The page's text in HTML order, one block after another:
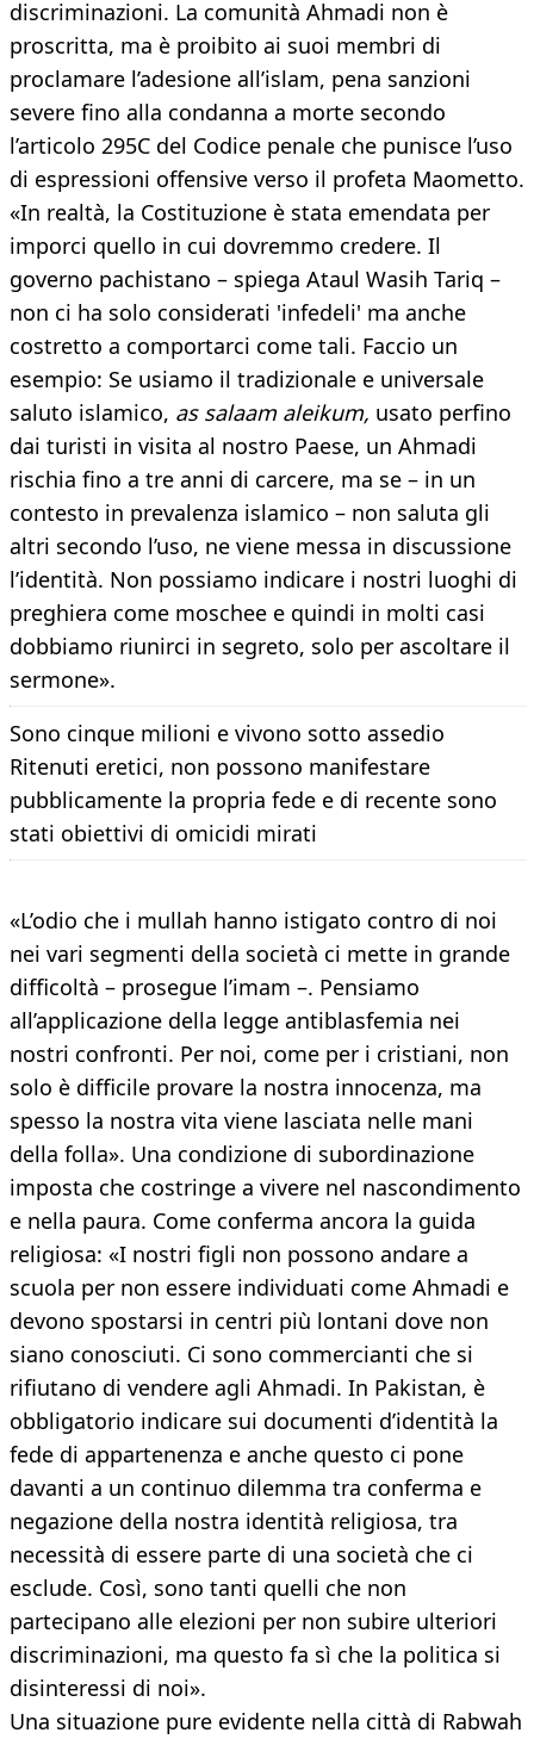
discriminazioni. La comunità Ahmadi non è
proscritta, ma è proibito ai suoi membri di
proclamare l’adesione all’islam, pena sanzioni
severe fino alla condanna a morte secondo
l’articolo 295C del Codice penale che punisce l’uso
di espressioni offensive verso il profeta Maometto.
«In realtà, la Costituzione è stata emendata per
imporci quello in cui dovremmo credere. Il
governo pachistano – spiega Ataul Wasih Tariq –
non ci ha solo considerati 'infedeli' ma anche
costretto a comportarci come tali. Faccio un
esempio: Se usiamo il tradizionale e universale
saluto islamico, as salaam aleikum, usato perfino
dai turisti in visita al nostro Paese, un Ahmadi
rischia fino a tre anni di carcere, ma se – in un
contesto in prevalenza islamico – non saluta gli
altri secondo l’uso, ne viene messa in discussione
l’identità. Non possiamo indicare i nostri luoghi di
preghiera come moschee e quindi in molti casi
dobbiamo riunirci in segreto, solo per ascoltare il
sermone».
Sono cinque milioni e vivono sotto assedio
Ritenuti eretici, non possono manifestare
pubblicamente la propria fede e di recente sono
stati obiettivi di omicidi mirati
«L’odio che i mullah hanno istigato contro di noi
nei vari segmenti della società ci mette in grande
difficoltà – prosegue l’imam –. Pensiamo
all’applicazione della legge antiblasfemia nei
nostri confronti. Per noi, come per i cristiani, non
solo è difficile provare la nostra innocenza, ma
spesso la nostra vita viene lasciata nelle mani
della folla». Una condizione di subordinazione
imposta che costringe a vivere nel nascondimento
e nella paura. Come conferma ancora la guida
religiosa: «I nostri figli non possono andare a
scuola per non essere individuati come Ahmadi e
devono spostarsi in centri più lontani dove non
siano conosciuti. Ci sono commercianti che si
rifiutano di vendere agli Ahmadi. In Pakistan, è
obbligatorio indicare sui documenti d’identità la
fede di appartenenza e anche questo ci pone
davanti a un continuo dilemma tra conferma e
negazione della nostra identità religiosa, tra
necessità di essere parte di una società che ci
esclude. Così, sono tanti quelli che non
partecipano alle elezioni per non subire ulteriori
discriminazioni, ma questo fa sì che la politica si
disinteressi di noi».
Una situazione pure evidente nella città di Rabwah